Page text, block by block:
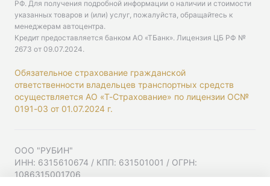
РФ. Для получения подробной информации о наличии и стоимости
указанных товаров и (или) услуг, пожалуйста, обращайтесь к
менеджерам автоцентра.
Кредит предоставляется банком АО «ТБанк». Лицензия ЦБ РФ №
2673 от 09.07.2024.
Обязательное страхование гражданской
ответственности владельцев транспортных средств
осуществляется АО «Т-Страхование» по лицензии ОС№
0191-03 от 01.07.2024 г.
ООО "РУБИН"
ИНН: 6315610674 / КПП: 631501001 / ОГРН:
1086315001706